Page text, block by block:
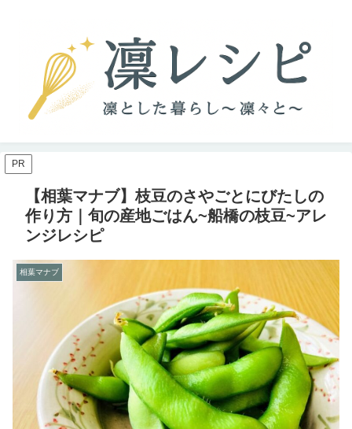
PR
【相葉マナブ】枝豆のさやごとにびたしの
作り方｜旬の産地ごはん~船橋の枝豆~アレ
ンジレシピ
相葉マナブ